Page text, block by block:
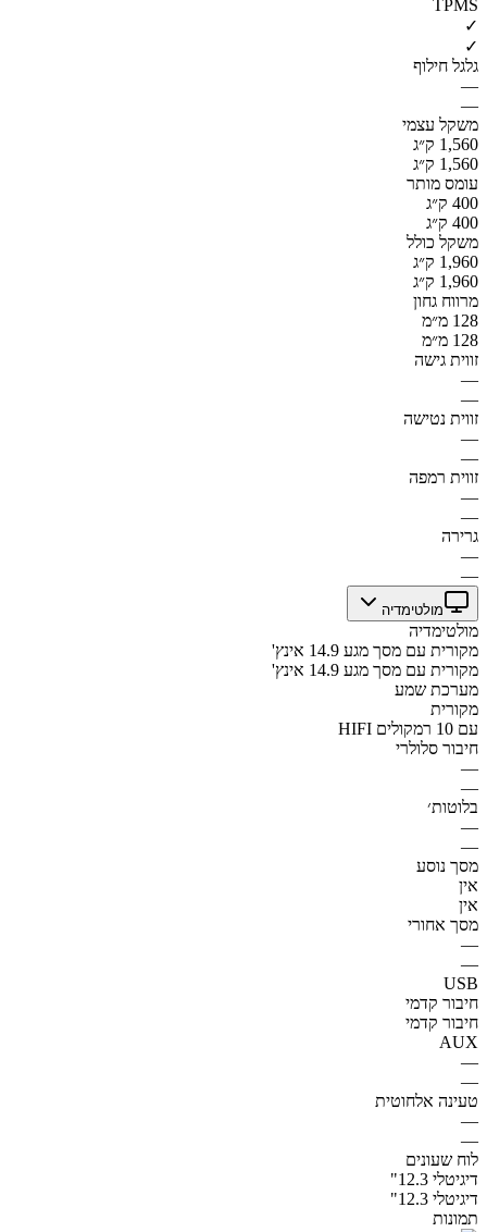
TPMS
✓
✓
גלגל חילוף
—
—
משקל עצמי
1,560 ק״ג
1,560 ק״ג
עומס מותר
400 ק״ג
400 ק״ג
משקל כולל
1,960 ק״ג
1,960 ק״ג
מרווח גחון
128 מ״מ
128 מ״מ
זווית גישה
—
—
זווית נטישה
—
—
זווית רמפה
—
—
גרירה
—
—
מולטימדיה
מולטימדיה
מקורית עם מסך מגע 14.9 אינץ'
מקורית עם מסך מגע 14.9 אינץ'
מערכת שמע
מקורית
HIFI עם 10 רמקולים
חיבור סלולרי
—
—
בלוטות׳
—
—
מסך נוסע
אין
אין
מסך אחורי
—
—
USB
חיבור קדמי
חיבור קדמי
AUX
—
—
טעינה אלחוטית
—
—
לוח שעונים
דיגיטלי 12.3"
דיגיטלי 12.3"
תמונות